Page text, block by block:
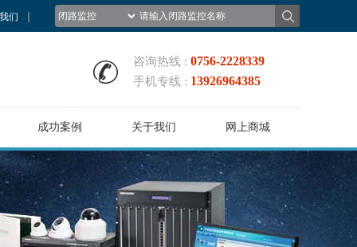
们
咨询热线 : 0756-2228339
手机专线 : 13926964385
成功案例 关于我们 网上商城